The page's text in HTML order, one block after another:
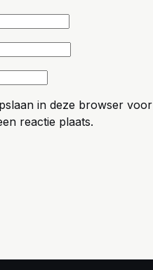
in deze browser voor
reactie plaats.